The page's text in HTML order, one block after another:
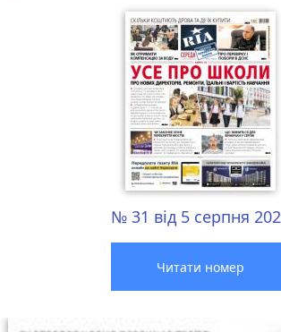
№ 31 від 5 серпня
Читати номер